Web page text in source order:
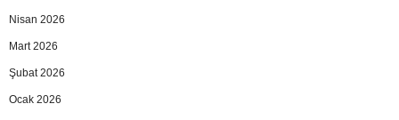
Nisan 2026
Mart 2026
Şubat 2026
Ocak 2026